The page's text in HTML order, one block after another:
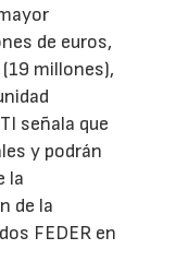
de euros,
millones),
señala que
y podrán
la
de la
FEDER en